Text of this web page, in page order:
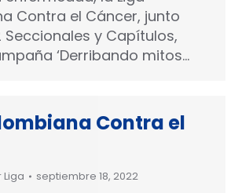
Contra el Cáncer, junto
Seccionales y Capítulos,
‘Derribando mitos…
Contra el
septiembre 18, 2022